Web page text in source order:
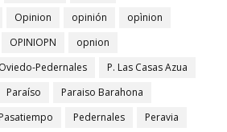
Opinion opinión
opìnion
OPINIOPN
opnion
Oviedo-Pedernales
P. Las Casas Azua
Paraíso
Paraiso Barahona
Pasatiempo Pedernales
Peravia